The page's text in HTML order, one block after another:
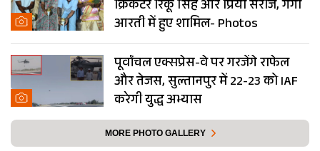
क्रिकेटर रिंकू सिंह और प्रिया सरोज, गंगा
आरती में हुए शामिल- Photos
पूर्वांचल एक्सप्रेस-वे पर गरजेंगे राफेल
और तेजस, सुल्तानपुर में 22-23 को IAF
करेगी युद्ध अभ्यास
MORE PHOTO GALLERY